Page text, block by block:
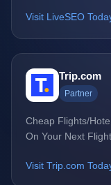
Visit LiveSEO
Trip.com
Partner
Cheap Flights/
On Your Next
Visit Trip.com